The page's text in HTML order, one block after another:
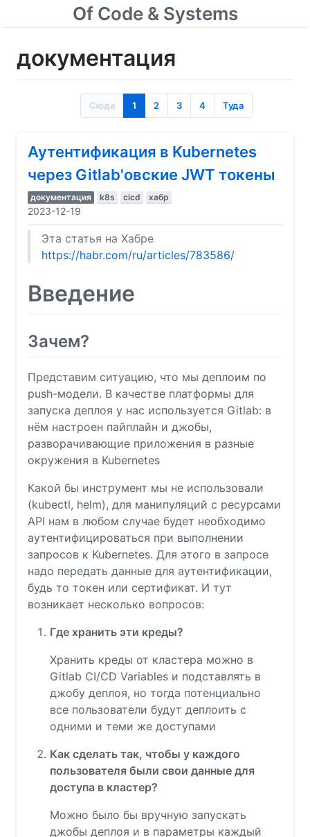
Of Code & Systems
документация
Сюда 1 2 3 4 Туда
Аутентификация в Kubernetes
через Gitlab'овские JWT токены
документация k8s cicd хабр
2023-12-19
Эта статья на Хабре
https://habr.com/ru/articles/783586/
Введение
Зачем?
Представим ситуацию, что мы деплоим по
push-модели. В качестве платформы для
запуска деплоя у нас используется Gitlab: в
нём настроен пайплайн и джобы,
разворачивающие приложения в разные
окружения в Kubernetes
Какой бы инструмент мы не использовали
(kubectl, helm), для манипуляций с ресурсами
API нам в любом случае будет необходимо
аутентифицироваться при выполнении
запросов к Kubernetes. Для этого в запросе
надо передать данные для аутентификации,
будь то токен или сертификат. И тут
возникает несколько вопросов:
Где хранить эти креды?
Хранить креды от кластера можно в
Gitlab CI/CD Variables и подставлять в
джобу деплоя, но тогда потенциально
все пользователи будут деплоить с
одними и теми же доступами
Как сделать так, чтобы у каждого
пользователя были свои данные для
доступа в кластер?
Можно было бы вручную запускать
джобы деплоя и в параметры каждый